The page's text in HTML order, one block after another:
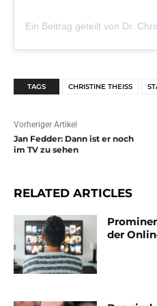
TAGS CHRISTINE THEISS
Vorheriger Artikel
Jan Fedder: Dann ist er noch
im TV zu sehen
RELATED ARTICLES
der